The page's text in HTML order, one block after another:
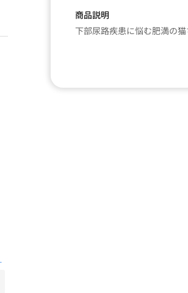
商品説明
下部尿路疾患に悩む肥満の猫